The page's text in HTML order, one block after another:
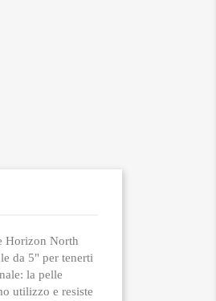
Horizon North
da 5" per tenerti
la pelle
utilizzo e resiste